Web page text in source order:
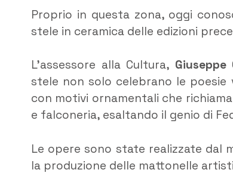
Proprio in questa zona, oggi
stele in ceramica delle edizioni
L’assessore alla Cultura, Giuseppe
stele non solo celebrano le
con motivi ornamentali che
e falconeria, esaltando il genio di
Le opere sono state realizzate dal
la produzione delle mattonelle